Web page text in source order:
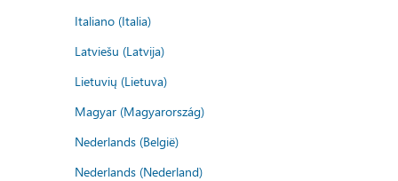
Italiano (Italia)
Latviešu (Latvija)
Lietuvių (Lietuva)
Magyar (Magyarország)
Nederlands (België)
Nederlands (Nederland)